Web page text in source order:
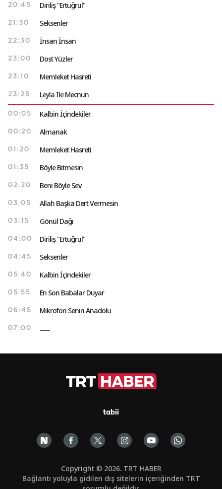
20:45 Diriliş "Ertuğrul"
21:30 Seksenler
22:30 İnsan İnsan
23:00 Dost Yüzler
23:10 Memleket Hasreti
23:25 Leyla İle Mecnun
00:05 Kalbin İçindekiler
00:20 Almanak
01:20 Memleket Hasreti
01:35 Böyle Bitmesin
02:20 Beni Böyle Sev
03:05 Allah Başka Dert Vermesin
03:15 Gönül Dağı
04:00 Diriliş "Ertuğrul"
04:45 Seksenler
05:40 Kalbin İçindekiler
05:55 En Son Babalar Duyar
06:45 Mikrofon Senin Anadolu
07:00 ..........
tabii
Copyright © 2026. TRT HABER
Bağlantı yoluyla gidilen dış sitelerin içeriğinden TRT